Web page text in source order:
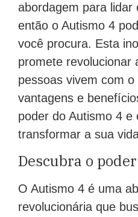
abordagem para lidar
então o Autismo 4
você procura. Esta
promete revolucionar
pessoas vivem com
vantagens e
poder do Autismo 4 e
transformar a sua
Descubra o
O Autismo 4 é uma
revolucionária que